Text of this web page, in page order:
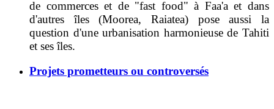
de commerces et de "fast food" à Faa'a et dans
d'autres îles (Moorea, Raiatea) pose aussi la
question d'une urbanisation harmonieuse de Tahiti
et ses îles.
Projets prometteurs ou controversés